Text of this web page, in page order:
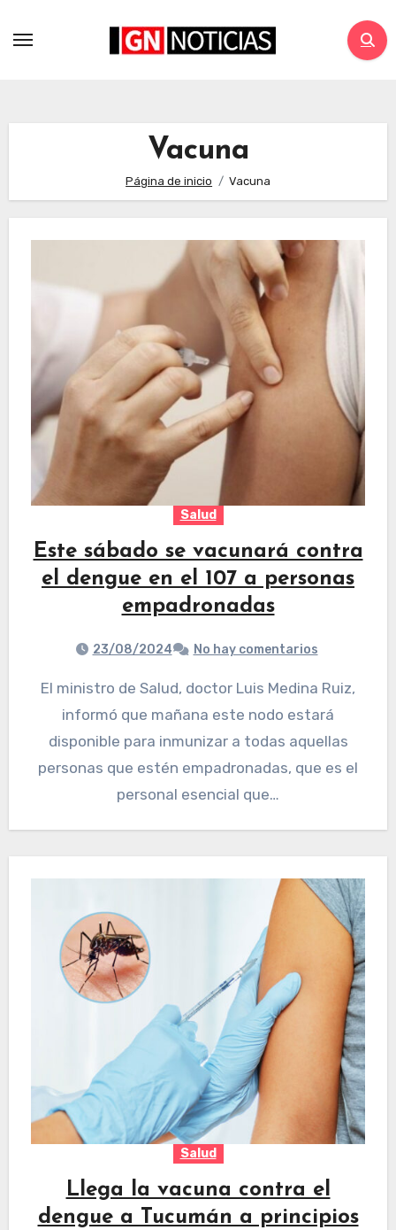
Vacuna
Página de inicio Vacuna
Salud
Este sábado se vacunará contra
el dengue en el 107 a personas
empadronadas
23/08/2024 No hay comentarios
El ministro de Salud, doctor Luis Medina Ruiz,
informó que mañana este nodo estará
disponible para inmunizar a todas aquellas
personas que estén empadronadas, que es el
personal esencial que…
Salud
Llega la vacuna contra el
dengue a Tucumán a principios